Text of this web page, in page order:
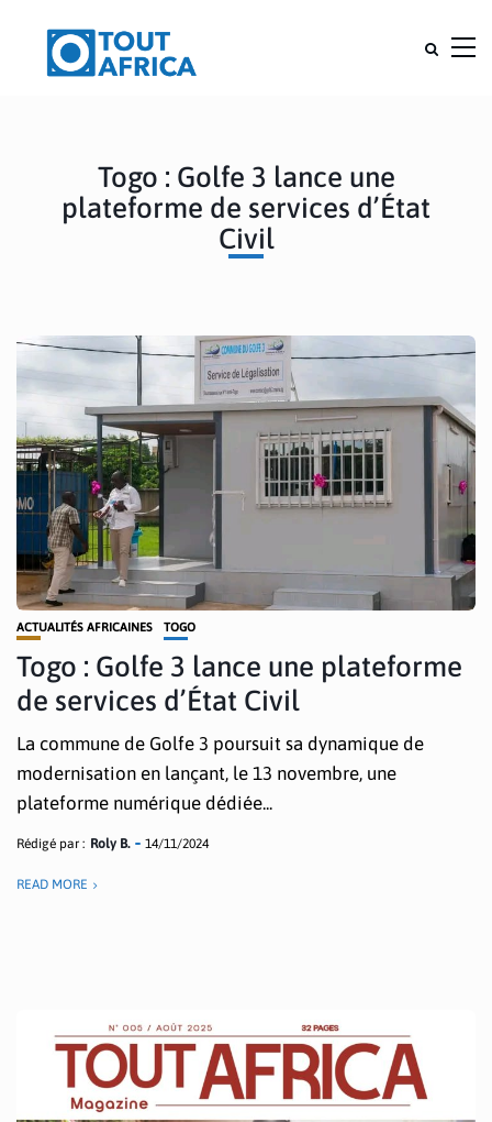
Togo : Golfe 3 lance une
plateforme de services d’État
Civil
ACTUALITÉS AFRICAINES TOGO
Togo : Golfe 3 lance une plateforme
de services d’État Civil
La commune de Golfe 3 poursuit sa dynamique de
modernisation en lançant, le 13 novembre, une
plateforme numérique dédiée...
Rédigé par : Roly B. 14/11/2024
READ MORE